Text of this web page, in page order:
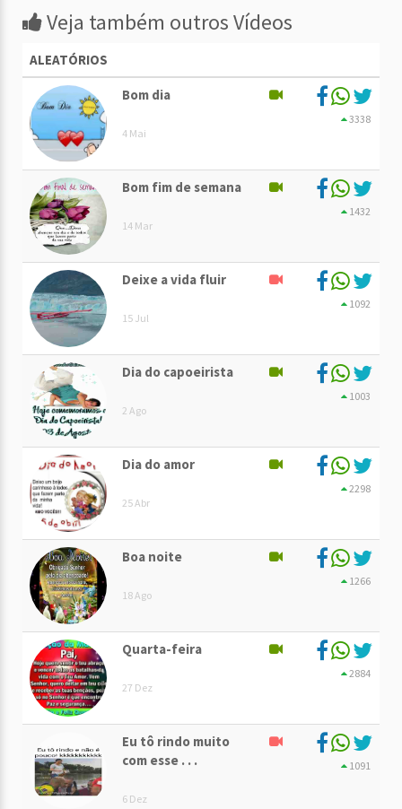
Veja também outros Vídeos
ALEATÓRIOS
Bom dia
4 Mai
3338
Bom fim de semana
14 Mar
1432
Deixe a vida fluir
15 Jul
1092
Dia do capoeirista
2 Ago
1003
Dia do amor
25 Abr
2298
Boa noite
18 Ago
1266
Quarta-feira
27 Dez
2884
Eu tô rindo muito
com esse . . .
6 Dez
1091